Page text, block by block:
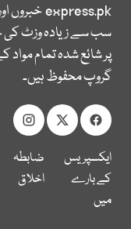
express.pkخبروں
سب سے زیادہ وزٹ کی
پر شائع شدہ تمام
گروپ محفوظ ہیں۔
ایکسپریس
کے بارے
میں
ضابطہ
اخلاق